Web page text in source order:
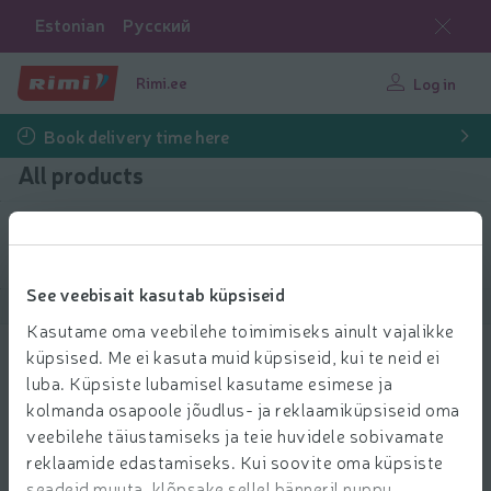
See veebisait kasutab küpsiseid
Kasutame oma veebilehe toimimiseks ainult vajalikke
küpsised. Me ei kasuta muid küpsiseid, kui te neid ei
luba. Küpsiste lubamisel kasutame esimese ja
kolmanda osapoole jõudlus- ja reklaamiküpsiseid oma
veebilehe täiustamiseks ja teie huvidele sobivamate
reklaamide edastamiseks. Kui soovite oma küpsiste
Estonian Русский
Rimi.ee Log in
Book delivery time here
All products
Filter products
Show products
Universaalkäärid Maku
3.39 € per pcs.
339 Price per unit: 3,39 €/pcs.
3,39 €/pcs.
Add to cart